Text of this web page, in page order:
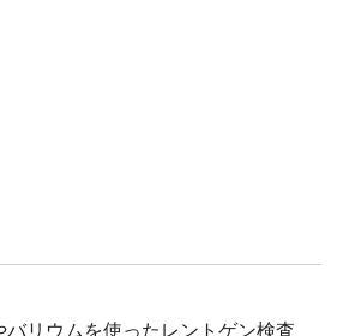
バリウムを使ったレントゲン検査